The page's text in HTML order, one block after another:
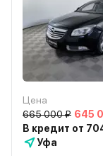
Цена
665 000 ₽ 645
В кредит от
Уфа